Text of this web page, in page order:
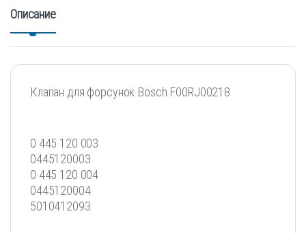
Описание
Клапан для форсунок Bosch F00RJ00218
0 445 120 003
0445120003
0 445 120 004
0445120004
5010412093